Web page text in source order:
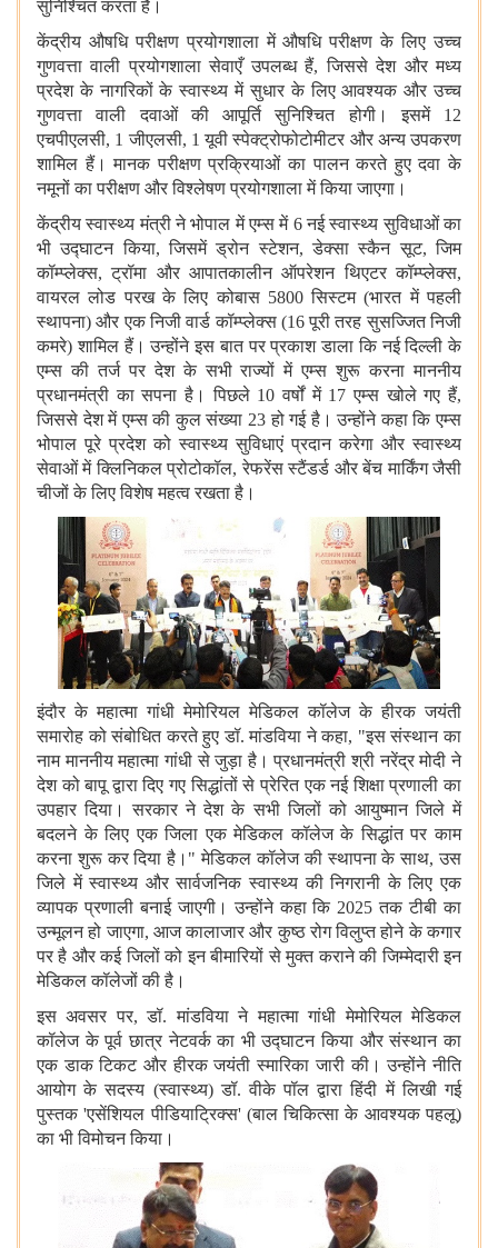
सुनिश्चित करता है।
केंद्रीय औषधि परीक्षण प्रयोगशाला में औषधि परीक्षण के लिए उच्च
गुणवत्ता वाली प्रयोगशाला सेवाएँ उपलब्ध हैं, जिससे देश और मध्य
प्रदेश के नागरिकों के स्वास्थ्य में सुधार के लिए आवश्यक और उच्च
गुणवत्ता वाली दवाओं की आपूर्ति सुनिश्चित होगी। इसमें 12
एचपीएलसी, 1 जीएलसी, 1 यूवी स्पेक्ट्रोफोटोमीटर और अन्य उपकरण
शामिल हैं। मानक परीक्षण प्रक्रियाओं का पालन करते हुए दवा के
नमूनों का परीक्षण और विश्लेषण प्रयोगशाला में किया जाएगा।
केंद्रीय स्वास्थ्य मंत्री ने भोपाल में एम्स में 6 नई स्वास्थ्य सुविधाओं का
भी उद्घाटन किया, जिसमें ड्रोन स्टेशन, डेक्सा स्कैन सूट, जिम
कॉम्प्लेक्स, ट्रॉमा और आपातकालीन ऑपरेशन थिएटर कॉम्प्लेक्स,
वायरल लोड परख के लिए कोबास 5800 सिस्टम (भारत में पहली
स्थापना) और एक निजी वार्ड कॉम्प्लेक्स (16 पूरी तरह सुसज्जित निजी
कमरे) शामिल हैं। उन्होंने इस बात पर प्रकाश डाला कि नई दिल्ली के
एम्स की तर्ज पर देश के सभी राज्यों में एम्स शुरू करना माननीय
प्रधानमंत्री का सपना है। पिछले 10 वर्षों में 17 एम्स खोले गए हैं,
जिससे देश में एम्स की कुल संख्या 23 हो गई है। उन्होंने कहा कि एम्स
भोपाल पूरे प्रदेश को स्वास्थ्य सुविधाएं प्रदान करेगा और स्वास्थ्य
सेवाओं में क्लिनिकल प्रोटोकॉल, रेफरेंस स्टैंडर्ड और बेंच मार्किंग जैसी
चीजों के लिए विशेष महत्व रखता है।
इंदौर के महात्मा गांधी मेमोरियल मेडिकल कॉलेज के हीरक जयंती
समारोह को संबोधित करते हुए डॉ. मांडविया ने कहा, "इस संस्थान का
नाम माननीय महात्मा गांधी से जुड़ा है। प्रधानमंत्री श्री नरेंद्र मोदी ने
देश को बापू द्वारा दिए गए सिद्धांतों से प्रेरित एक नई शिक्षा प्रणाली का
उपहार दिया। सरकार ने देश के सभी जिलों को आयुष्मान जिले में
बदलने के लिए एक जिला एक मेडिकल कॉलेज के सिद्धांत पर काम
करना शुरू कर दिया है।" मेडिकल कॉलेज की स्थापना के साथ, उस
जिले में स्वास्थ्य और सार्वजनिक स्वास्थ्य की निगरानी के लिए एक
व्यापक प्रणाली बनाई जाएगी। उन्होंने कहा कि 2025 तक टीबी का
उन्मूलन हो जाएगा, आज कालाजार और कुष्ठ रोग विलुप्त होने के कगार
पर है और कई जिलों को इन बीमारियों से मुक्त कराने की जिम्मेदारी इन
मेडिकल कॉलेजों की है।
इस अवसर पर, डॉ. मांडविया ने महात्मा गांधी मेमोरियल मेडिकल
कॉलेज के पूर्व छात्र नेटवर्क का भी उद्घाटन किया और संस्थान का
एक डाक टिकट और हीरक जयंती स्मारिका जारी की। उन्होंने नीति
आयोग के सदस्य (स्वास्थ्य) डॉ. वीके पॉल द्वारा हिंदी में लिखी गई
पुस्तक 'एसेंशियल पीडियाट्रिक्स' (बाल चिकित्सा के आवश्यक पहलू)
का भी विमोचन किया।